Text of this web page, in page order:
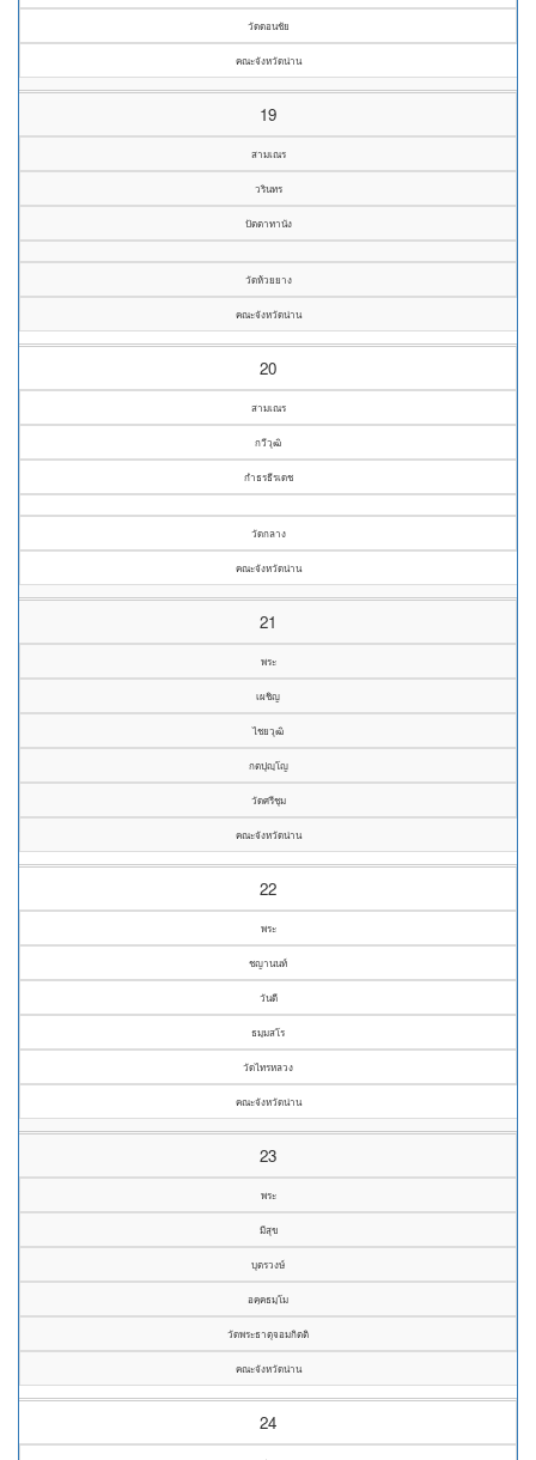
วัดดอนชัย
คณะจังหวัดน่าน
19
สามเณร
วรินทร
ปัตตาทานัง
วัดห้วยยาง
คณะจังหวัดน่าน
20
สามเณร
กวีวุฒิ
กำธรธีรเดช
วัดกลาง
คณะจังหวัดน่าน
21
พระ
เผชิญ
ไชยวุฒิ
กตปุญฺโญ
วัดศรีชุม
คณะจังหวัดน่าน
22
พระ
ชญานนท์
วันดี
ธมฺมสโร
วัดไทรหลวง
คณะจังหวัดน่าน
23
พระ
มีสุข
บุตรวงษ์
อคฺคธมฺโม
วัดพระธาตุจอมกิตติ
คณะจังหวัดน่าน
24